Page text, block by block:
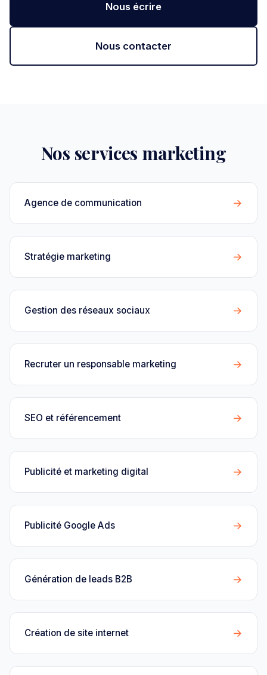
Nous écrire
Nous contacter
Nos services marketing
Agence de communication →
Stratégie marketing →
Gestion des réseaux sociaux →
Recruter un responsable marketing →
SEO et référencement →
Publicité et marketing digital →
Publicité Google Ads →
Génération de leads B2B →
Création de site internet →